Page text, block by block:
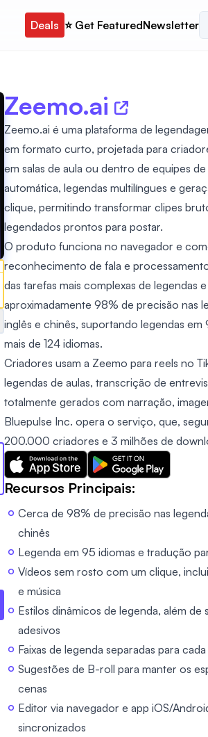
Deals ⭐️ Get FeaturedNewsletter
Zeemo.ai
Zeemo.ai é uma plataforma de
em formato curto, projetada para
em salas de aula ou dentro de equipes
automática, legendas multilíngues e
clique, permitindo transformar clipes
legendados prontos para postar.
O produto funciona no navegador e
reconhecimento de fala e
das tarefas mais complexas de legendas
aproximadamente 98% de precisão nas
inglês e chinês, suportando legendas
mais de 124 idiomas.
Criadores usam a Zeemo para reels no
legendas de aulas, transcrição de
totalmente gerados com narração,
Bluepulse Inc. opera o serviço, que,
200.000 criadores e 3 milhões de
Recursos Principais:
Cerca de 98% de precisão nas
chinês
Legenda em 95 idiomas e tradução
Vídeos sem rosto com um clique,
e música
Estilos dinâmicos de legenda, além
adesivos
Faixas de legenda separadas para
Sugestões de B-roll para manter os
cenas
Editor via navegador e app iOS/
sincronizados